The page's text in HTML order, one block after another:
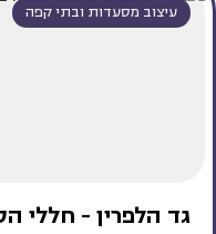
עיצוב מסעדות ובתי קפה
גד הלפרין - חללי